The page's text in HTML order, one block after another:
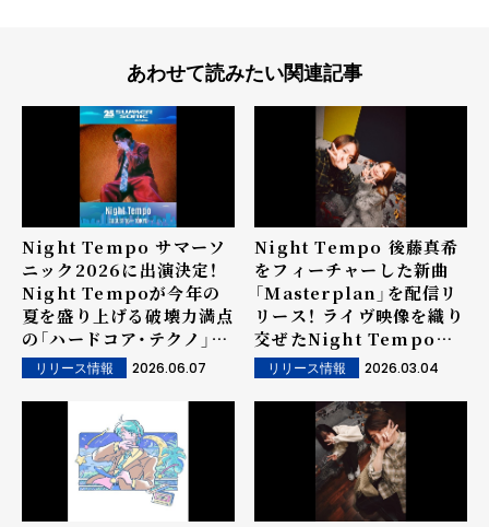
あわせて読みたい関連記事
Night Tempo サマーソ
ニック2026に出演決定！
Night Tempoが今年の
夏を盛り上げる破壊力満点
の「ハードコア・テクノ」ナ
ンバー「Cyber Era
(feat. mashi-lo)」を
6/10に配信！
リリース情報 2026.06.07
Night Tempo 後藤真希
をフィーチャーした新曲
「Masterplan」を配信リ
リース！ ライヴ映像を織り
交ぜたNight Tempoエ
ディットのMVも3月4日
20時にプレミア公開！
『70号室の住人LIVE!!!!』
での共演も決定！
リリース情報 2026.03.04